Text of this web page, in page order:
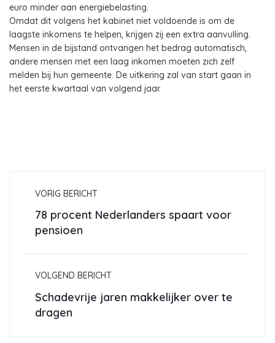
euro minder aan energiebelasting.
Omdat dit volgens het kabinet niet voldoende is om de
laagste inkomens te helpen, krijgen zij een extra aanvulling.
Mensen in de bijstand ontvangen het bedrag automatisch,
andere mensen met een laag inkomen moeten zich zelf
melden bij hun gemeente. De uitkering zal van start gaan in
het eerste kwartaal van volgend jaar.
VORIG BERICHT
78 procent Nederlanders spaart voor
pensioen
VOLGEND BERICHT
Schadevrije jaren makkelijker over te
dragen